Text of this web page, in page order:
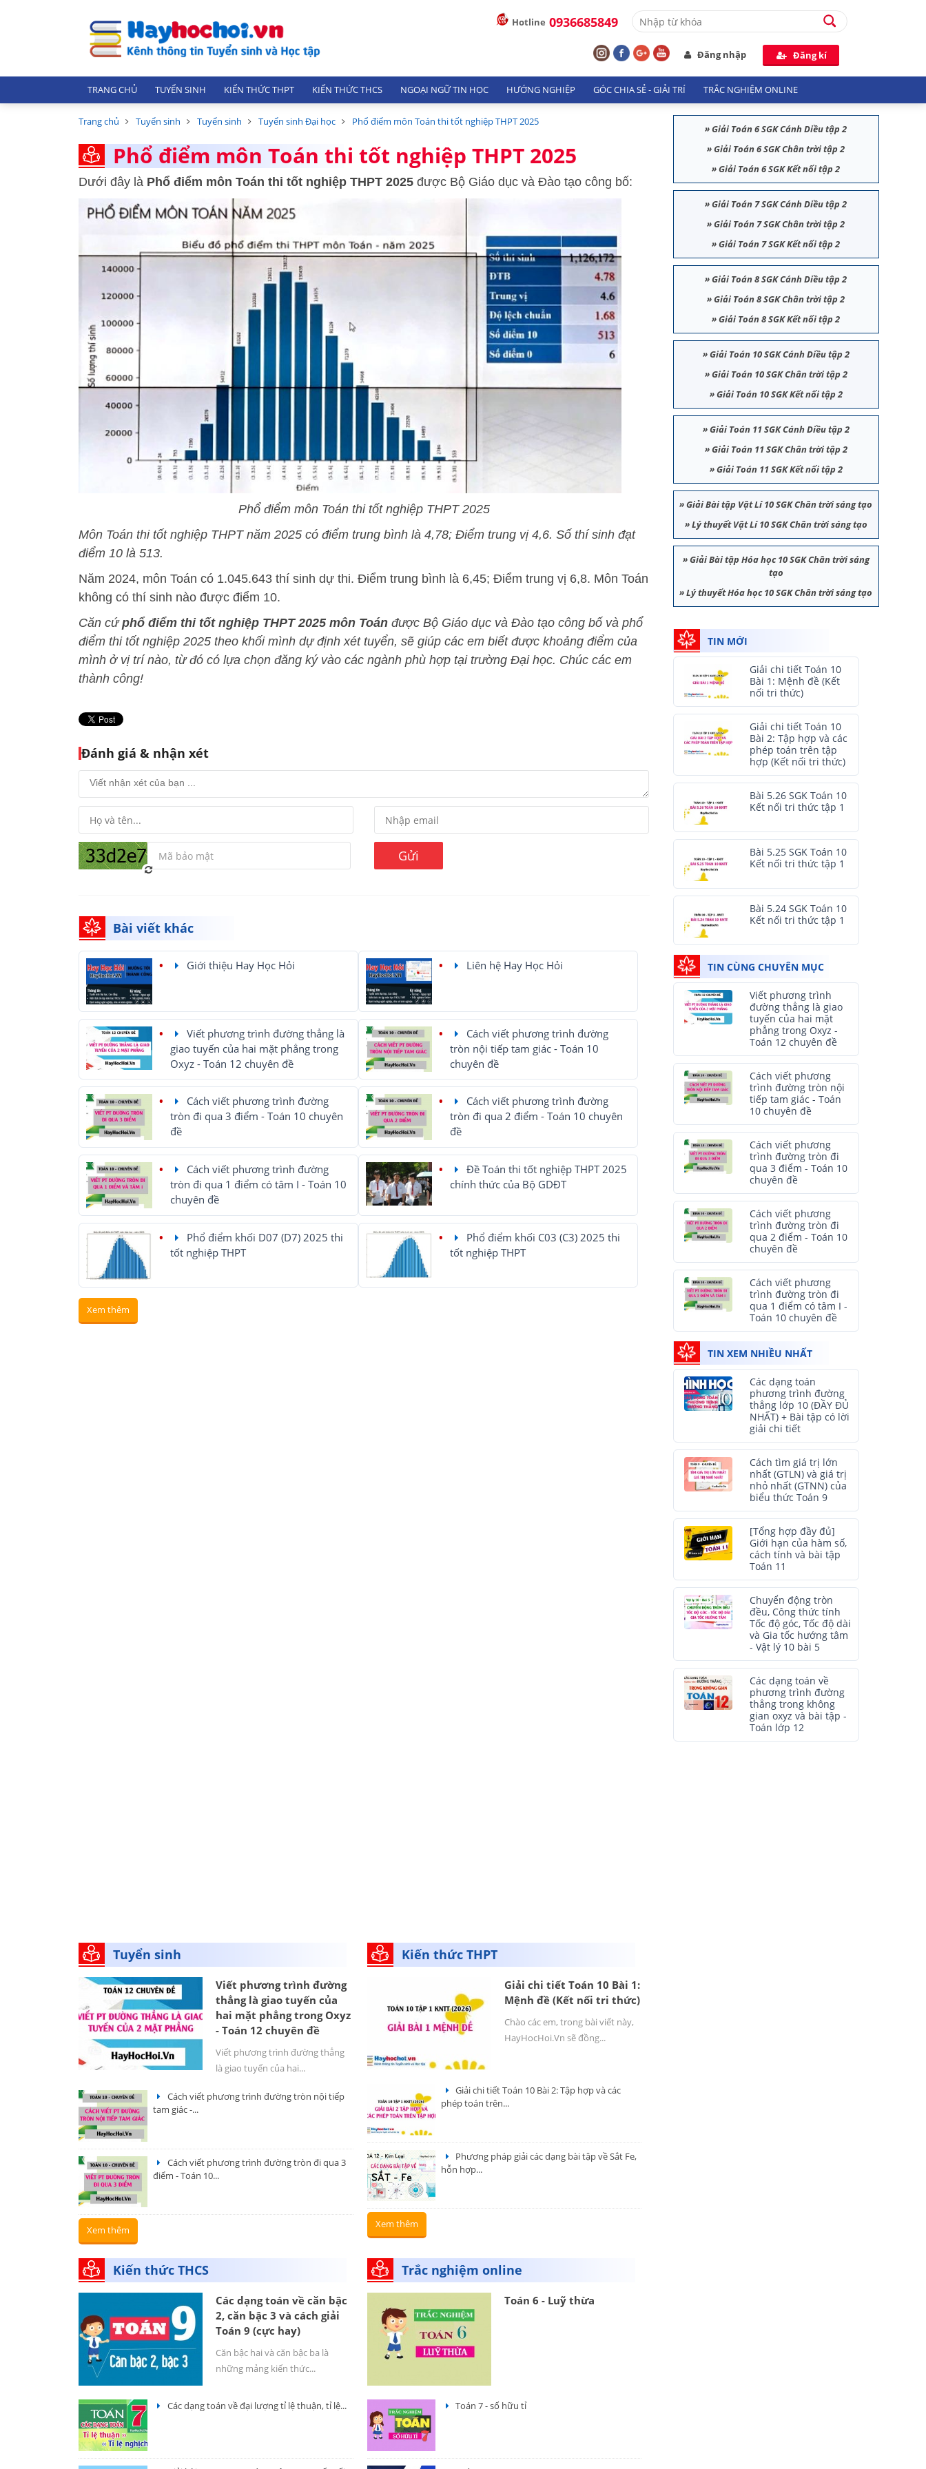
Hotline 0936685849
Đăng nhập Đăng kí
TRANG CHỦ TUYỂN SINH KIẾN THỨC THPT KIẾN THỨC THCS NGOẠI NGỮ TIN HỌC HƯỚNG NGHIỆP GÓC CHIA SẺ - GIẢI TRÍ TRẮC NGHIỆM ONLINE
Trang chủ Tuyển sinh Tuyển sinh Tuyển sinh Đại học Phổ điểm môn Toán thi tốt nghiệp THPT 2025
Phổ điểm môn Toán thi tốt nghiệp THPT 2025
Dưới đây là Phổ điểm môn Toán thi tốt nghiệp THPT 2025 được Bộ Giáo dục và Đào tạo công bố:
Phổ điểm môn Toán thi tốt nghiệp THPT 2025
Môn Toán thi tốt nghiệp THPT năm 2025 có điểm trung bình là 4,78; Điểm trung vị 4,6. Số thí sinh đạt
điểm 10 là 513.
Năm 2024, môn Toán có 1.045.643 thí sinh dự thi. Điểm trung bình là 6,45; Điểm trung vị 6,8. Môn Toán
không có thí sinh nào được điểm 10.
Căn cứphổ điểm thi tốt nghiệp THPT 2025 môn Toán được Bộ Giáo dục và Đào tạo công bố và phổ
điểm thi tốt nghiệp 2025 theo khối mình dự định xét tuyển, sẽ giúp các em biết được khoảng điểm của
mình ở vị trí nào, từ đó có lựa chọn đăng ký vào các ngành phù hợp tại trường Đại học. Chúc các em
thành công!
Đánh giá & nhận xét
Gửi
Bài viết khác
Giới thiệu Hay Học Hỏi Liên hệ Hay Học Hỏi
Viết phương trình đường thẳng là
giao tuyến của hai mặt phẳng trong
Oxyz - Toán 12 chuyên đề
Cách viết phương trình đường
tròn nội tiếp tam giác - Toán 10
chuyên đề
Cách viết phương trình đường
tròn đi qua 3 điểm - Toán 10 chuyên
đề
Cách viết phương trình đường
tròn đi qua 2 điểm - Toán 10 chuyên
đề
Cách viết phương trình đường
tròn đi qua 1 điểm có tâm I - Toán 10
chuyên đề
Đề Toán thi tốt nghiệp THPT 2025
chính thức của Bộ GDĐT
Phổ điểm khối D07 (D7) 2025 thi
tốt nghiệp THPT
Phổ điểm khối C03 (C3) 2025 thi
tốt nghiệp THPT
Xem thêm
»Giải Toán 6 SGK Cánh Diều tập 2
»Giải Toán 6 SGK Chân trời tập 2
»Giải Toán 6 SGK Kết nối tập 2
»Giải Toán 7 SGK Cánh Diều tập 2
»Giải Toán 7 SGK Chân trời tập 2
»Giải Toán 7 SGK Kết nối tập 2
»Giải Toán 8 SGK Cánh Diều tập 2
»Giải Toán 8 SGK Chân trời tập 2
»Giải Toán 8 SGK Kết nối tập 2
»Giải Toán 10 SGK Cánh Diều tập 2
»Giải Toán 10 SGK Chân trời tập 2
»Giải Toán 10 SGK Kết nối tập 2
»Giải Toán 11 SGK Cánh Diều tập 2
»Giải Toán 11 SGK Chân trời tập 2
»Giải Toán 11 SGK Kết nối tập 2
»Giải Bài tập Vật Lí 10 SGK Chân trời sáng tạo
»Lý thuyết Vật Lí 10 SGK Chân trời sáng tạo
»Giải Bài tập Hóa học 10 SGK Chân trời sáng
tạo
»Lý thuyết Hóa học 10 SGK Chân trời sáng tạo
TIN MỚI
Giải chi tiết Toán 10
Bài 1: Mệnh đề (Kết
nối tri thức)
Giải chi tiết Toán 10
Bài 2: Tập hợp và các
phép toán trên tập
hợp (Kết nối tri thức)
Bài 5.26 SGK Toán 10
Kết nối tri thức tập 1
Bài 5.25 SGK Toán 10
Kết nối tri thức tập 1
Bài 5.24 SGK Toán 10
Kết nối tri thức tập 1
TIN CÙNG CHUYÊN MỤC
Viết phương trình
đường thẳng là giao
tuyến của hai mặt
phẳng trong Oxyz -
Toán 12 chuyên đề
Cách viết phương
trình đường tròn nội
tiếp tam giác - Toán
10 chuyên đề
Cách viết phương
trình đường tròn đi
qua 3 điểm - Toán 10
chuyên đề
Cách viết phương
trình đường tròn đi
qua 2 điểm - Toán 10
chuyên đề
Cách viết phương
trình đường tròn đi
qua 1 điểm có tâm I -
Toán 10 chuyên đề
TIN XEM NHIỀU NHẤT
Các dạng toán
phương trình đường
thẳng lớp 10 (ĐẦY ĐỦ
NHẤT) + Bài tập có lời
giải chi tiết
Cách tìm giá trị lớn
nhất (GTLN) và giá trị
nhỏ nhất (GTNN) của
biểu thức Toán 9
[Tổng hợp đầy đủ]
Giới hạn của hàm số,
cách tính và bài tập
Toán 11
Chuyển động tròn
đều, Công thức tính
Tốc độ góc, Tốc độ dài
và Gia tốc hướng tâm
- Vật lý 10 bài 5
Các dạng toán về
phương trình đường
thẳng trong không
gian oxyz và bài tập -
Toán lớp 12
Tuyển sinh
Viết phương trình đường
thẳng là giao tuyến của
hai mặt phẳng trong Oxyz
- Toán 12 chuyên đề
Viết phương trình đường thẳng
là giao tuyến của hai...
Cách viết phương trình đường tròn nội tiếp
tam giác -...
Cách viết phương trình đường tròn đi qua 3
điểm - Toán 10...
Xem thêm
Kiến thức THPT
Giải chi tiết Toán 10 Bài 1:
Mệnh đề (Kết nối tri thức)
Chào các em, trong bài viết này,
HayHocHoi.Vn sẽ đồng...
Giải chi tiết Toán 10 Bài 2: Tập hợp và các
phép toán trên...
Phương pháp giải các dạng bài tập về Sắt Fe,
hỗn hợp...
Xem thêm
Kiến thức THCS
Các dạng toán về căn bậc
2, căn bậc 3 và cách giải
Toán 9 (cực hay)
Căn bậc hai và căn bậc ba là
những mảng kiến thức...
Các dạng toán về đại lượng tỉ lệ thuận, tỉ lệ...
Trắc nghiệm online
Toán 6 - Luỹ thừa
Toán 7 - số hữu tỉ